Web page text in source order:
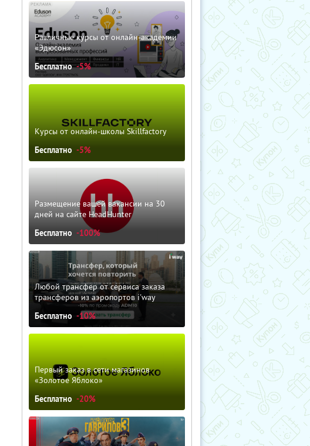
Различные курсы от онлайн-академии
«Эдюсон»
Бесплатно -5%
Курсы от онлайн-школы Skillfactory
Бесплатно -5%
Размещение вашей вакансии на 30
дней на сайте HeadHunter
Бесплатно -100%
Любой трансфер от сервиса заказа
трансферов из аэропортов i'way
Бесплатно -10%
Первый заказ в сети магазинов
«Золотое Яблоко»
Бесплатно -20%